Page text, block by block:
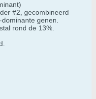
#2, gecombineerd
genen.
rond de 13%.